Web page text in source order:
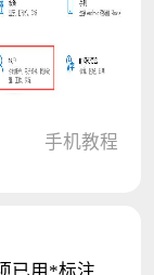
手机教程
已用 *标注